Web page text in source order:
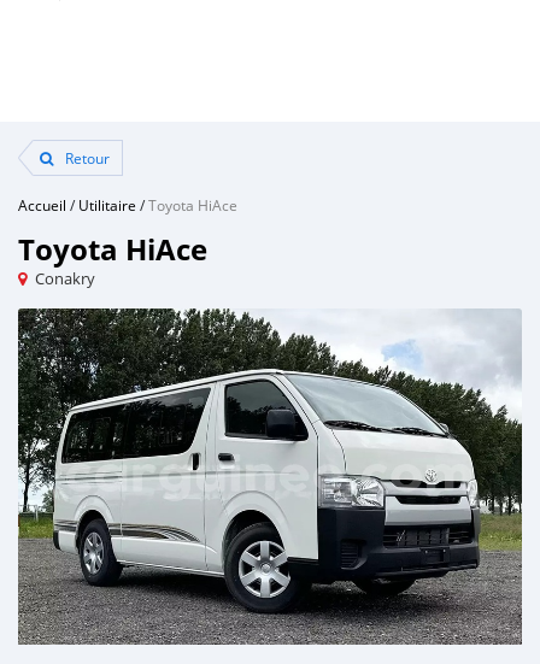
Retour
Accueil /Utilitaire /Toyota HiAce
Toyota HiAce
Conakry